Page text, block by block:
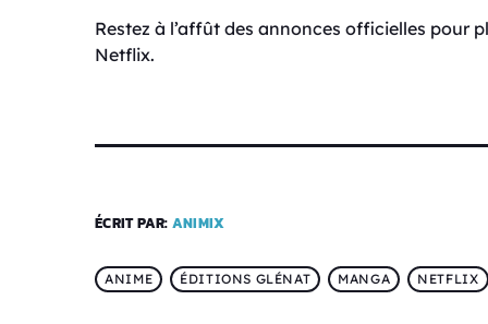
Restez à l’affût des annonces officielles pour
Netflix.
ÉCRIT PAR: ANIMIX
ANIME ÉDITIONS GLÉNAT MANGA NETFLIX